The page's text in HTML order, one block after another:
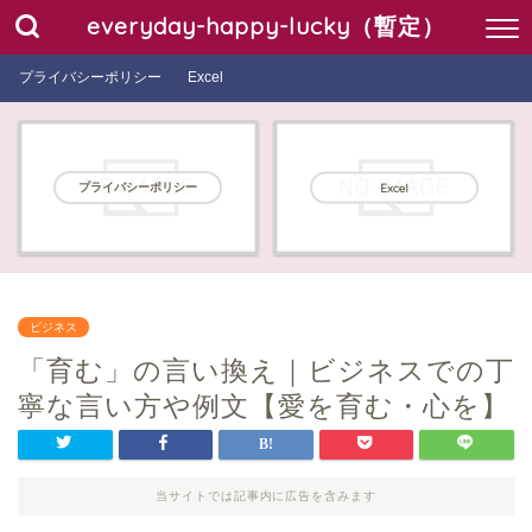
everyday-happy-lucky（暫定）
プライバシーポリシー Excel
プライバシーポリシー Excel
ビジネス
「育む」の言い換え｜ビジネスでの丁
寧な言い方や例文【愛を育む・心を】
当サイトでは記事内に広告を含みます